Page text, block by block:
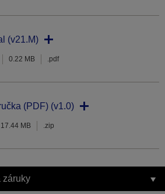
(v21.M)
0.22 MB .pdf
(PDF) (v1.0)
17.44 MB .zip
záruky